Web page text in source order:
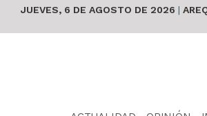
JUEVES, 6 DE AGOSTO DE 2026 |